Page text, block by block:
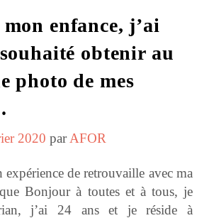
enfance, j’ai
obtenir au
photo de mes
2020 parAFOR
expérience de retrouvaille avec ma
Bonjour à toutes et à tous, je
j’ai 24 ans et je réside à